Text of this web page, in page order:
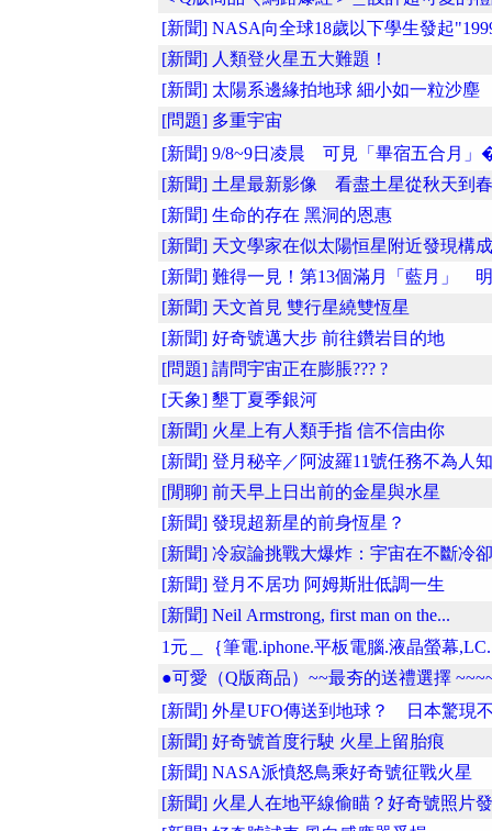
[新聞] NASA向全球18歲以下學生發起
[新聞] 人類登火星五大難題！
[新聞] 太陽系邊緣拍地球 細小如一粒沙塵
[問題] 多重宇宙
[新聞] 9/8~9日凌晨 可見「畢宿五合月」
[新聞] 土星最新影像 看盡土星從秋天到
[新聞] 生命的存在 黑洞的恩惠
[新聞] 天文學家在似太陽恒星附近發現構
[新聞] 難得一見！第13個滿月「藍月」
[新聞] 天文首見 雙行星繞雙恆星
[新聞] 好奇號邁大步 前往鑽岩目的地
[問題] 請問宇宙正在膨脹??? ?
[天象] 墾丁夏季銀河
[新聞] 火星上有人類手指 信不信由你
[新聞] 登月秘辛／阿波羅11號任務不為人
[閒聊] 前天早上日出前的金星與水星
[新聞] 發現超新星的前身恆星？
[新聞] 冷寂論挑戰大爆炸：宇宙在不斷冷
[新聞] 登月不居功 阿姆斯壯低調一生
[新聞] Neil Armstrong, first man on the...
1元＿｛筆電.iphone.平板電腦.液晶螢幕
●可愛（Q版商品）~~最夯的送禮選擇
[新聞] 外星UFO傳送到地球？ 日本驚現
[新聞] 好奇號首度行駛 火星上留胎痕
[新聞] NASA派憤怒鳥乘好奇號征戰火星
[新聞] 火星人在地平線偷瞄？好奇號照片